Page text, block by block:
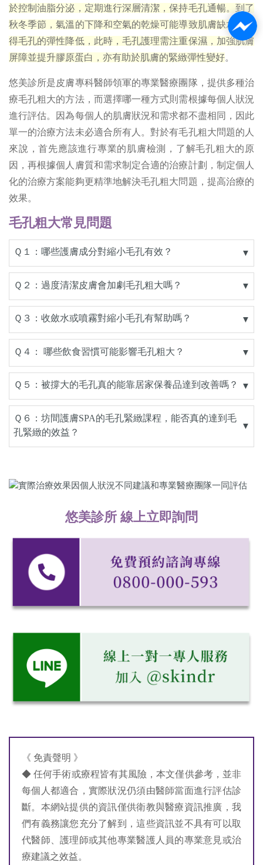
於控制油脂分泌，定期進行深層清潔，保持毛孔通暢。到了
秋冬季節，氣溫的下降和空氣的乾燥可能導致肌膚缺水，使
得毛孔的彈性降低，此時，毛孔護理需注重保濕，加強肌膚
屏障並提升膠原蛋白，亦有助於肌膚的緊緻彈性變好。
悠美診所是皮膚專科醫師領軍的專業醫療團隊，提供多種治
療毛孔粗大的方法，而選擇哪一種方式則需根據每個人狀況
進行評估。因為每個人的肌膚狀況和需求都不盡相同，因此
單一的治療方法未必適合所有人。對於有毛孔粗大問題的人
來說，首先應該進行專業的肌膚檢測，了解毛孔粗大的原
因，再根據個人膚質和需求制定合適的治療計劃，制定個人
化的治療方案能夠更精準地解決毛孔粗大問題，提高治療的
效果。
毛孔粗大常見問題
Ｑ１：哪些護膚成分對縮小毛孔有效？ ▼
Ｑ２：過度清潔皮膚會加劇毛孔粗大嗎？ ▼
Ｑ３：收斂水或噴霧對縮小毛孔有幫助嗎？ ▼
Ｑ４： 哪些飲食習慣可能影響毛孔粗大？ ▼
Ｑ５：被撐大的毛孔真的能靠居家保養品達到改善嗎？ ▼
Ｑ６：坊間護膚SPA的毛孔緊緻課程，能否真的達到毛
孔緊緻的效益？
▼
悠美診所 線上立即詢問
《 免責聲明 》
◆ 任何手術或療程皆有其風險，本文僅供參考，並非
每個人都適合，實際狀況仍須由醫師當面進行評估診
斷。本網站提供的資訊僅供衛教與醫療資訊推廣，我
們有義務讓您充分了解到，這些資訊並不具有可以取
代醫師、護理師或其他專業醫護人員的專業意見或治
療建議之效益。